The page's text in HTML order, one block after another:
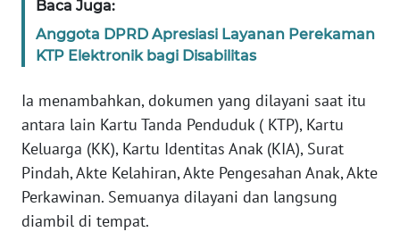
Baca Juga:
Anggota DPRD Apresiasi Layanan Perekaman
KTP Elektronik bagi Disabilitas
Ia menambahkan, dokumen yang dilayani saat itu
antara lain Kartu Tanda Penduduk ( KTP), Kartu
Keluarga (KK), Kartu Identitas Anak (KIA), Surat
Pindah, Akte Kelahiran, Akte Pengesahan Anak, Akte
Perkawinan. Semuanya dilayani dan langsung
diambil di tempat.
BANTEN
WN
WN
KEPRI
PAPUA